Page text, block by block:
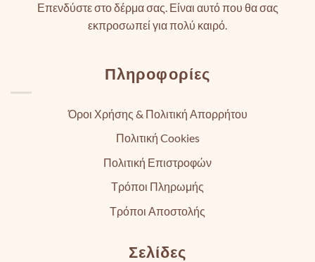
Επενδύστε στο δέρμα σας. Είναι αυτό που θα σας
εκπροσωπεί για πολύ καιρό.
Πληροφορίες
Όροι Χρήσης & Πολιτική Απορρήτου
Πολιτική Cookies
Πολιτική Επιστροφών
Τρόποι Πληρωμής
Τρόποι Αποστολής
Σελίδες